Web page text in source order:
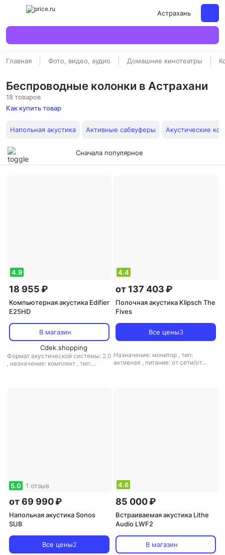
Астрахань
Главная Фото, видео, аудио Домашние кинотеатры
Беспроводные колонки в Астрахани
18 товаров
Как купить товар
Напольная акустика Активные сабвуферы Акустические
Сначала популярное
4.9
18 955 ₽
Компьютерная акустика Edifier
E25HD
В магазин
Cdek.shopping
Формат акустической системы: 2.0
, назначение: комплект , тип:
4.4
от 137 403 ₽
Полочная акустика Klipsch The
Fives
Все цены3
Назначение: монитор , тип:
активная , питание: от сети/от
5.0 1 отзыв
от 69 990 ₽
Напольная акустика Sonos
SUB
Все цены2
4.6
85 000 ₽
Встраиваемая акустика Lithe
Audio LWF2
В магазин